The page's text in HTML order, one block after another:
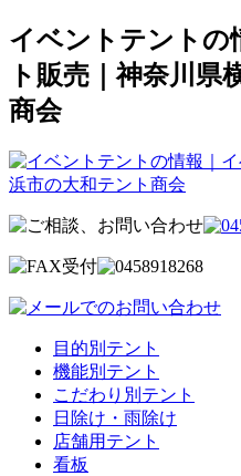
イベントテントの
ト販売｜神奈川県
商会
目的別テント
機能別テント
こだわり別テント
日除け・雨除け
店舗用テント
看板